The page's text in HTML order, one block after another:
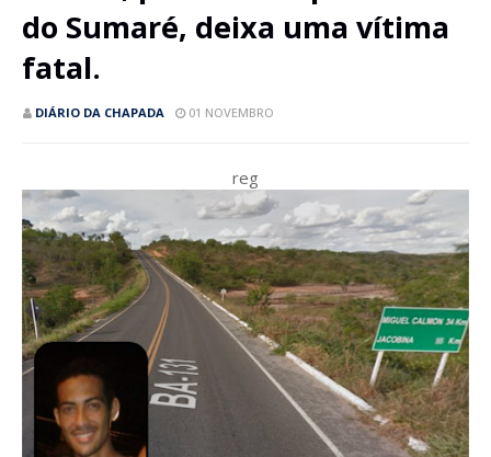
do Sumaré, deixa uma vítima
fatal.
DIÁRIO DA CHAPADA 01 NOVEMBRO
reg